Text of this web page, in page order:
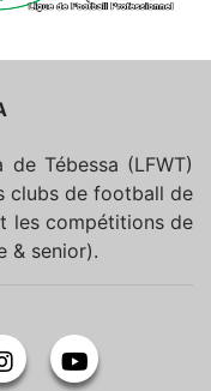
Tébessa (LFWT)
clubs de football de
les compétitions de
& senior).